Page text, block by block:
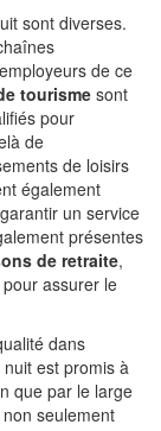
sont diverses.
de ce
tourisme sont
pour
de
de loisirs
également
un service
présentes
de retraite,
assurer le
dans
est promis à
que par le large
seulement